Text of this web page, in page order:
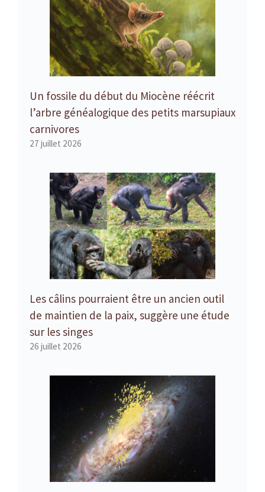
Un fossile du début du Miocène réécrit
l’arbre généalogique des petits marsupiaux
carnivores
27 juillet 2026
Les câlins pourraient être un ancien outil
de maintien de la paix, suggère une étude
sur les singes
26 juillet 2026